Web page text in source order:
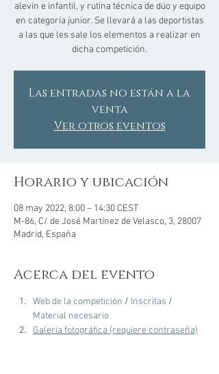
alevín e infantil, y rutina técnica de dúo y equipo
en categoría junior. Se llevará a las deportistas
a las que les sale los elementos a realizar en
dicha competición.
Las entradas no están a la
venta
Ver otros eventos
Horario y ubicación
08 may 2022, 8:00 – 14:30 CEST
M-86, C/ de José Martínez de Velasco, 3, 28007
Madrid, España
Acerca del evento
Web de la competición / Inscritas /
Material necesario
Galería fotográfica (requiere contraseña)